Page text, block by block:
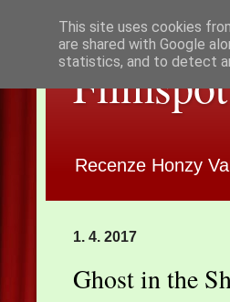
Filmspot
Recenze Honzy
1. 4. 2017
Ghost in the
This site uses cookies
are shared with Google
statistics, and to detect